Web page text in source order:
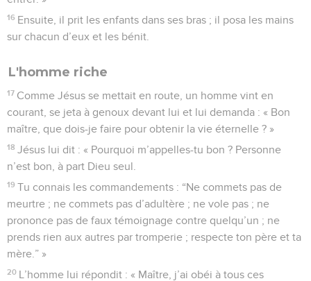
16 Ensuite, il prit les enfants dans ses bras ; il posa les mains
sur chacun d’eux et les bénit.
L'homme riche
17 Comme Jésus se mettait en route, un homme vint en
courant, se jeta à genoux devant lui et lui demanda : « Bon
maître, que dois-je faire pour obtenir la vie éternelle ? »
18 Jésus lui dit : « Pourquoi m’appelles-tu bon ? Personne
n’est bon, à part Dieu seul.
19 Tu connais les commandements : “Ne commets pas de
meurtre ; ne commets pas d’adultère ; ne vole pas ; ne
prononce pas de faux témoignage contre quelqu’un ; ne
prends rien aux autres par tromperie ; respecte ton père et ta
mère.” »
20 L’homme lui répondit : « Maître, j’ai obéi à tous ces